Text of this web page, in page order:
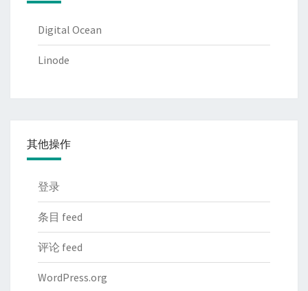
Digital Ocean
Linode
其他操作
登录
条目 feed
评论 feed
WordPress.org